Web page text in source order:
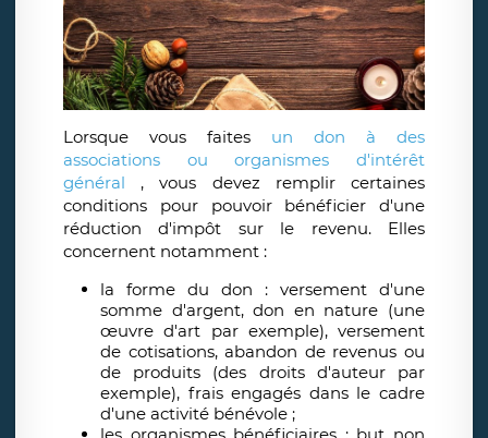
Lorsque vous faites un don à des
associations ou organismes d'intérêt
général , vous devez remplir certaines
conditions pour pouvoir bénéficier d'une
réduction d'impôt sur le revenu. Elles
concernent notamment :
la forme du don : versement d'une
somme d'argent, don en nature (une
œuvre d'art par exemple), versement
de cotisations, abandon de revenus ou
de produits (des droits d'auteur par
exemple), frais engagés dans le cadre
d'une activité bénévole ;